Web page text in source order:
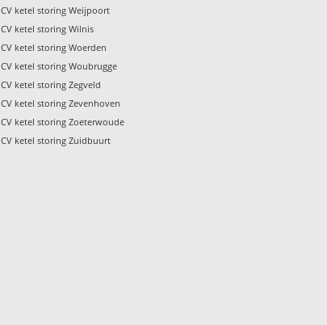
CV ketel storing Weijpoort
CV ketel storing Wilnis
CV ketel storing Woerden
CV ketel storing Woubrugge
CV ketel storing Zegveld
CV ketel storing Zevenhoven
CV ketel storing Zoeterwoude
CV ketel storing Zuidbuurt